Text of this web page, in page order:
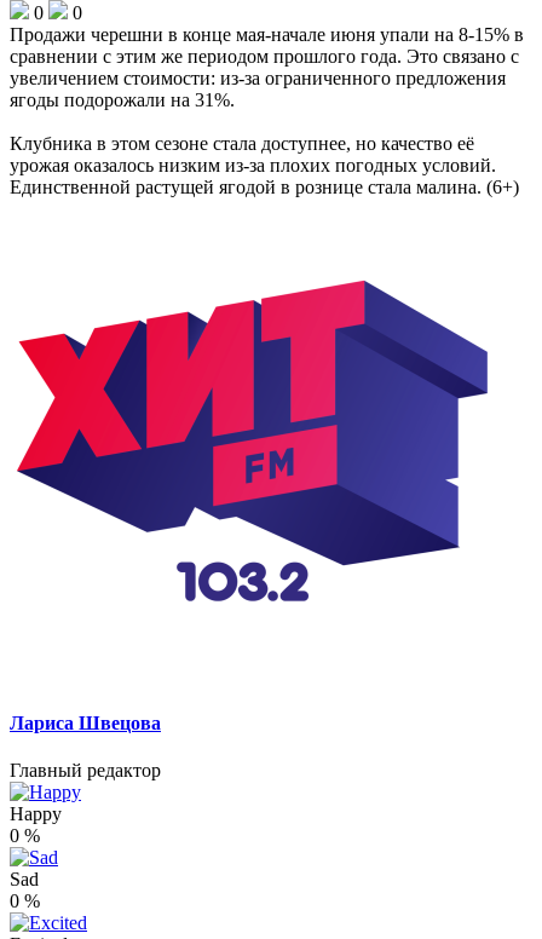
0
0
Продажи черешни в конце мая-начале июня упали на 8-15% в
сравнении с этим же периодом прошлого года. Это связано с
увеличением стоимости: из-за ограниченного предложения
ягоды подорожали на 31%.
Клубника в этом сезоне стала доступнее, но качество её
урожая оказалось низким из-за плохих погодных условий.
Единственной растущей ягодой в рознице стала малина. (6+)
Лариса Швецова
Главный редактор
Happy
0 %
Sad
0 %